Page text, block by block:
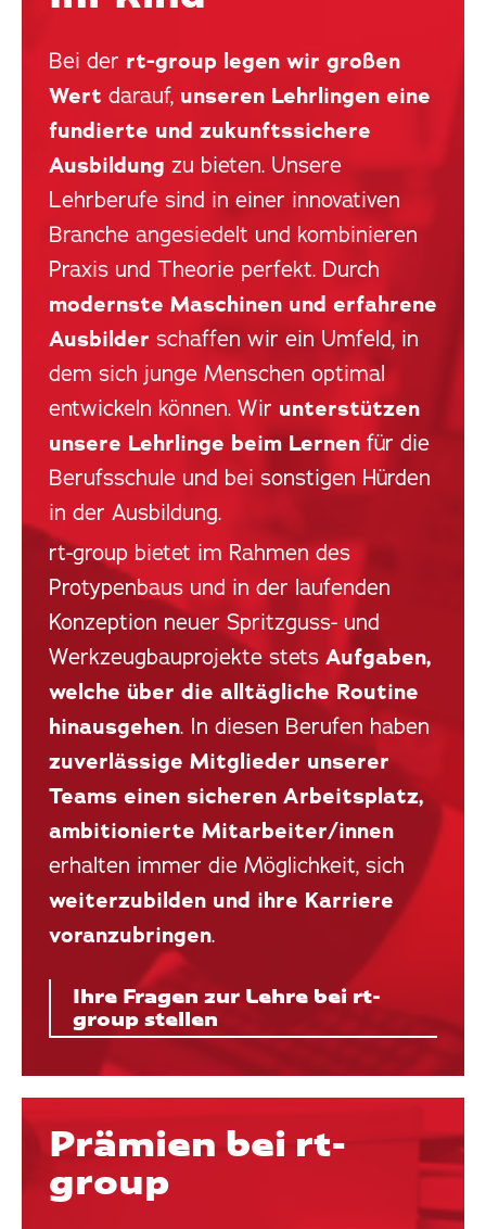
Bei der rt-group legen wir großen
Wert darauf, unseren Lehrlingen eine
fundierte und zukunftssichere
Ausbildung zu bieten. Unsere
Lehrberufe sind in einer innovativen
Branche angesiedelt und kombinieren
Praxis und Theorie perfekt. Durch
modernste Maschinen und erfahrene
Ausbilder schaffen wir ein Umfeld, in
dem sich junge Menschen optimal
entwickeln können. Wir unterstützen
unsere Lehrlinge beim Lernen für die
Berufsschule und bei sonstigen Hürden
in der Ausbildung.
rt-group bietet im Rahmen des
Protypenbaus und in der laufenden
Konzeption neuer Spritzguss- und
Werkzeugbauprojekte stets Aufgaben,
welche über die alltägliche Routine
hinausgehen. In diesen Berufen haben
zuverlässige Mitglieder unserer
Teams einen sicheren Arbeitsplatz,
ambitionierte Mitarbeiter/innen
erhalten immer die Möglichkeit, sich
weiterzubilden und ihre Karriere
voranzubringen.
Ihre Fragen zur Lehre bei rt-
group stellen
Prämien bei rt-
group